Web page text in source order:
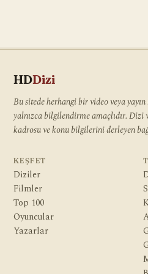
HDDizi
Bu sitede herhangi bir video veya
yalnızca bilgilendirme amaçlıdır.
kadrosu ve konu bilgilerini derleyen
KEŞFET
Diziler
Filmler
Top 100
Oyuncular
Yazarlar